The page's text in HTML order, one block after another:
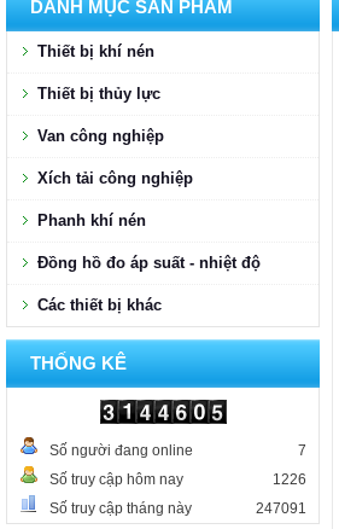
DANH MỤC SẢN PHẨM
Thiết bị khí nén
Thiết bị thủy lực
Van công nghiệp
Xích tải công nghiệp
Phanh khí nén
Đồng hồ đo áp suất - nhiệt độ
Các thiết bị khác
THỐNG KÊ
Số người đang online
7
Số truy cập hôm nay
1226
Số truy cập tháng này
247091